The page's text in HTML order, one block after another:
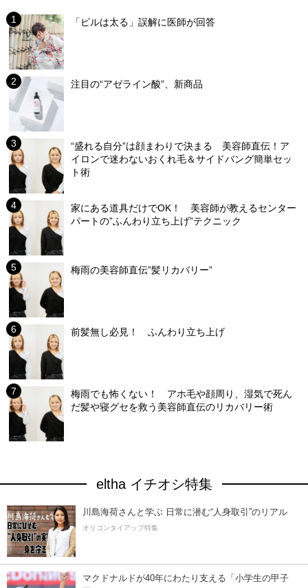
「ピルは太る」誤解に医師が回答
注目の“アゼライン酸”、新商品
“盛れる自分”は顔まわりで決まる 美容師直伝！ア
イロンで迷わないおくれ毛＆サイドバング簡単セッ
ト術
家にある道具だけでOK！ 美容師が教えるセンター
パートの”ふんわり立ち上げ”テクニック
梅雨の美容師直伝”髪リカバリー”
前髪無し必見！ ふんわり立ち上げ
梅雨でも怖くない！ アホ毛や顔周り、湿気で死ん
だ髪や寝グセを救う美容師直伝のリカバリー術
eltha イチオシ特集
川島海荷さんと学ぶ 日常に潜む“人身取引”のリアル
オリコンタイアップ特集
マクドナルドが40年にわたり支える「小学生の甲子